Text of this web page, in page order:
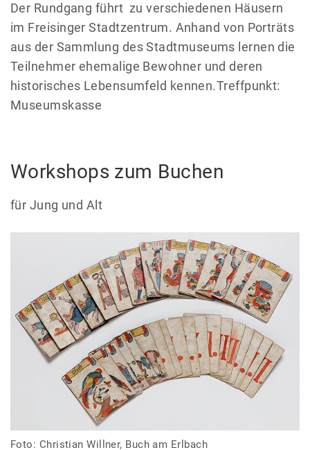
Der Rundgang führt zu verschiedenen Häusern
im Freisinger Stadtzentrum. Anhand von Porträts
aus der Sammlung des Stadtmuseums lernen die
Teilnehmer ehemalige Bewohner und deren
historisches Lebensumfeld kennen.Treffpunkt:
Museumskasse
Workshops zum Buchen
für Jung und Alt
Foto: Christian Willner, Buch am Erlbach